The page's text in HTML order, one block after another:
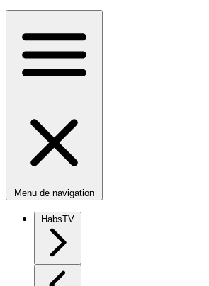
Menu de navigation
HabsTV